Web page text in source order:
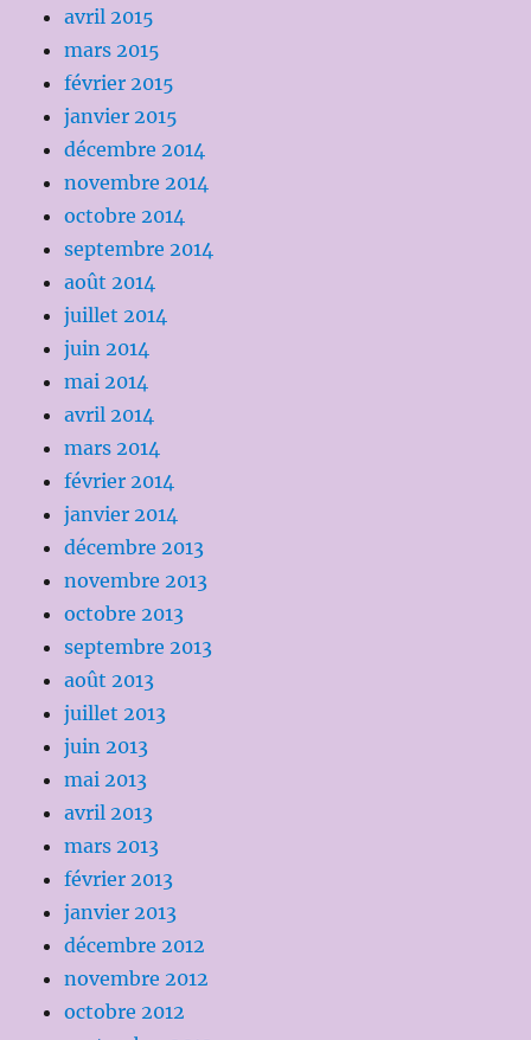
avril 2015
mars 2015
février 2015
janvier 2015
décembre 2014
novembre 2014
octobre 2014
septembre 2014
août 2014
juillet 2014
juin 2014
mai 2014
avril 2014
mars 2014
février 2014
janvier 2014
décembre 2013
novembre 2013
octobre 2013
septembre 2013
août 2013
juillet 2013
juin 2013
mai 2013
avril 2013
mars 2013
février 2013
janvier 2013
décembre 2012
novembre 2012
octobre 2012